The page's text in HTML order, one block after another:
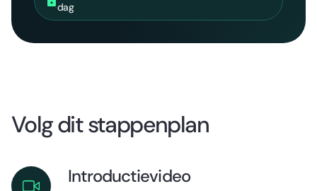
dag
Volg dit stappenplan
Introductievideo